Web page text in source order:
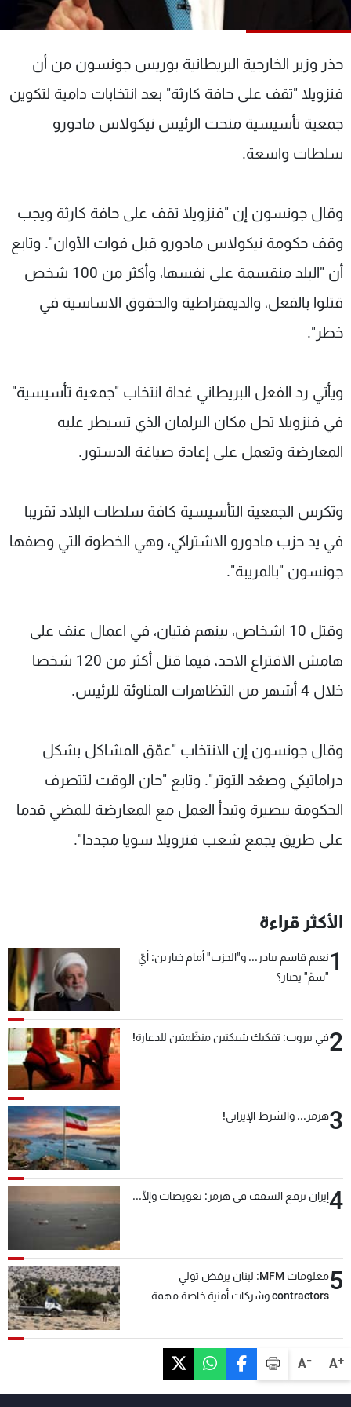
A+
A-
حذر وزير الخارجية البريطانية بوريس جونسون من أن
فنزويلا "تقف على حافة كارثة" بعد انتخابات دامية لتكوين
جمعية تأسيسية منحت الرئيس نيكولاس مادورو
سلطات واسعة.
وقال جونسون إن "فنزويلا تقف على حافة كارثة ويجب
وقف حكومة نيكولاس مادورو قبل فوات الأوان". وتابع
أن "البلد منقسمة على نفسها، وأكثر من 100 شخص
قتلوا بالفعل، والديمقراطية والحقوق الاساسية في
خطر".
ويأتي رد الفعل البريطاني غداة انتخاب "جمعية تأسيسية"
في فنزويلا تحل مكان البرلمان الذي تسيطر عليه
المعارضة وتعمل على إعادة صياغة الدستور.
وتكرس الجمعية التأسيسية كافة سلطات البلاد تقريبا
في يد حزب مادورو الاشتراكي، وهي الخطوة التي وصفها
جونسون "بالمريبة".
وقتل 10 اشخاص، بينهم فتيان، في اعمال عنف على
هامش الاقتراع الاحد، فيما قتل أكثر من 120 شخصا
خلال 4 أشهر من التظاهرات المناوئة للرئيس.
وقال جونسون إن الانتخاب "عمّق المشاكل بشكل
دراماتيكي وصعّد التوتر". وتابع "حان الوقت لتتصرف
الحكومة ببصيرة وتبدأ العمل مع المعارضة للمضي قدما
على طريق يجمع شعب فنزويلا سويا مجددا".
الأكثر قراءة
1نعيم قاسم يبادر... و"الحزب" أمام خيارين: أيّ
"سمّ" يختار؟
2في بيروت: تفكيك شبكتين منظّمتين للدعارة!
3هرمز... والشرط الإيراني!
4إيران ترفع السقف في هرمز: تعويضات وإلّا...
5
معلومات MFM: لبنان يرفض تولي
contractors وشركات أمنية خاصة مهمة
عن MTV
الإنـتـاج
لاعلاناتكم
وظائف
تواصل معنا
شروط الإسـتخدام